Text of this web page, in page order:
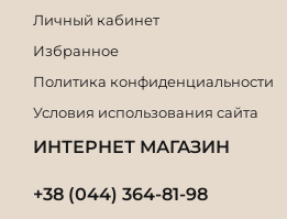
Личный кабинет
Избранное
Политика конфиденциальности
Условия использования сайта
ИНТЕРНЕТ МАГАЗИН
+38 (044) 364-81-98